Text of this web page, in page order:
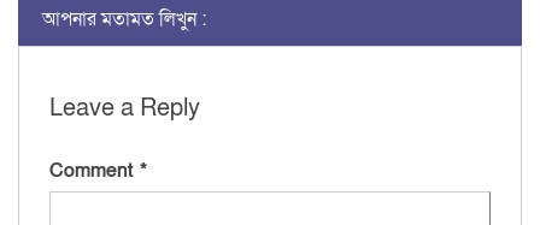
আপনার মতামত লিখুন :
Leave a Reply
Comment *